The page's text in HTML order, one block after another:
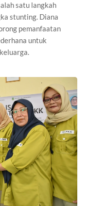
satu langkah
stunting. Diana
pemanfaatan
untuk